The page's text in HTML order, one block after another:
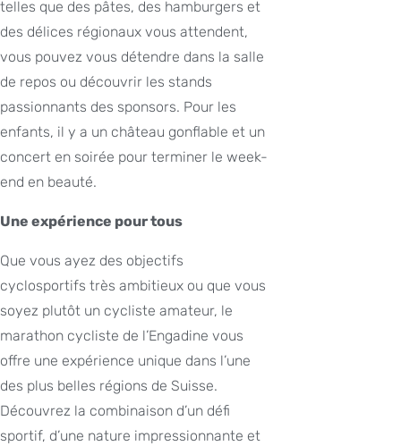
telles que des pâtes, des hamburgers et
des délices régionaux vous attendent,
vous pouvez vous détendre dans la salle
de repos ou découvrir les stands
passionnants des sponsors. Pour les
enfants, il y a un château gonflable et un
concert en soirée pour terminer le week-
end en beauté.
Une expérience pour tous
Que vous ayez des objectifs
cyclosportifs très ambitieux ou que vous
soyez plutôt un cycliste amateur, le
marathon cycliste de l’Engadine vous
offre une expérience unique dans l’une
des plus belles régions de Suisse.
Découvrez la combinaison d’un défi
sportif, d’une nature impressionnante et